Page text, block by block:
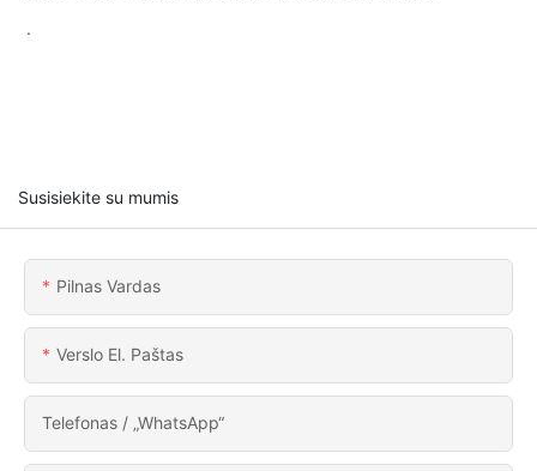
.
Susisiekite su mumis
Pilnas Vardas
Verslo El. Paštas
Telefonas / „WhatsApp“